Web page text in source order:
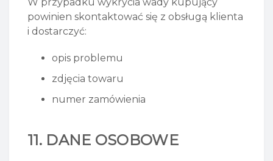
powinien skontaktować się z obsługą klienta
i dostarczyć:
opis problemu
zdjęcia towaru
numer zamówienia
11. DANE OSOBOWE